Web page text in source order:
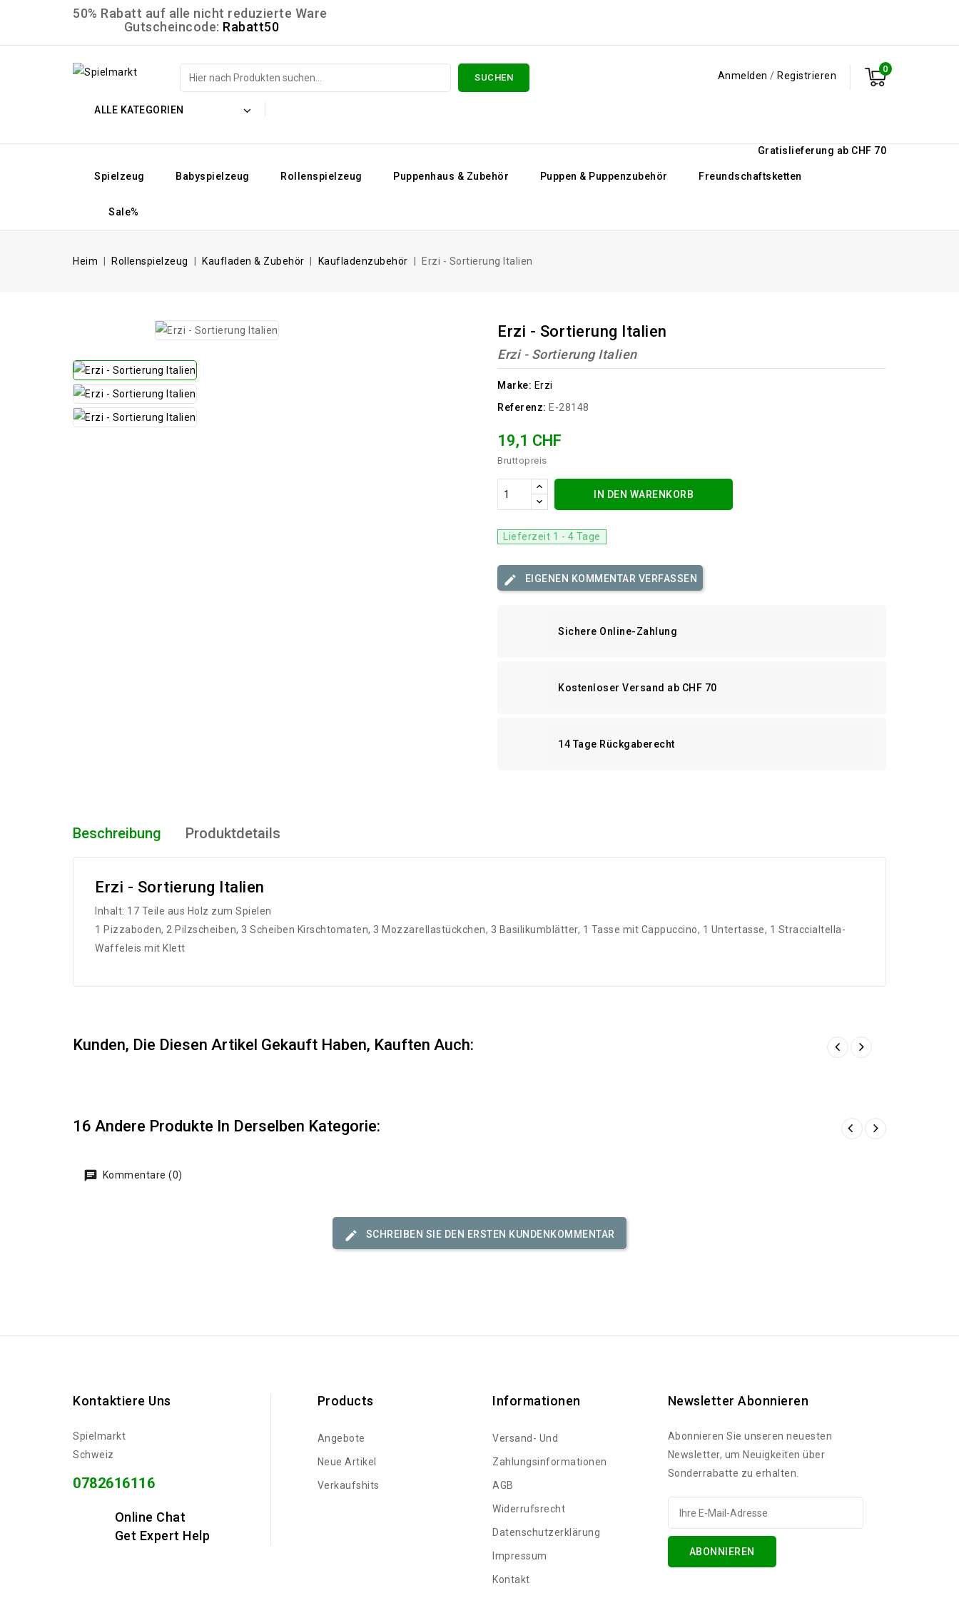
50% Rabatt auf alle nicht reduzierte Ware
Gutscheincode: Rabatt50
0
Anmelden / Registrieren
SUCHEN
ALLE KATEGORIEN
Gratislieferung ab CHF 70
Spielzeug Babyspielzeug Rollenspielzeug Puppenhaus & Zubehör Puppen & Puppenzubehör Freundschaftsketten
Sale%
Heim Rollenspielzeug Kaufladen & Zubehör Kaufladenzubehör Erzi - Sortierung Italien
Erzi - Sortierung Italien
Erzi - Sortierung Italien
Marke: Erzi
Referenz: E-28148
19,1 CHF
Bruttopreis
IN DEN WARENKORB
Lieferzeit 1 - 4 Tage
EIGENEN KOMMENTAR VERFASSEN
Sichere Online-Zahlung
Kostenloser Versand ab CHF 70
14 Tage Rückgaberecht
Beschreibung Produktdetails
Erzi - Sortierung Italien
Inhalt: 17 Teile aus Holz zum Spielen
1 Pizzaboden, 2 Pilzscheiben, 3 Scheiben Kirschtomaten, 3 Mozzarellastückchen, 3 Basilikumblätter, 1 Tasse mit Cappuccino, 1 Untertasse, 1 Straccialtella-
Waffeleis mit Klett
Kunden, Die Diesen Artikel Gekauft Haben, Kauften Auch:
16 Andere Produkte In Derselben Kategorie:
Kommentare (0)
SCHREIBEN SIE DEN ERSTEN KUNDENKOMMENTAR
Kontaktiere Uns
Spielmarkt
Schweiz
0782616116
Online Chat
Get Expert Help
Products
Angebote
Neue Artikel
Verkaufshits
Informationen
Versand- Und
Zahlungsinformationen
AGB
Widerrufsrecht
Datenschutzerklärung
Impressum
Kontakt
Newsletter Abonnieren
Abonnieren Sie unseren neuesten
Newsletter, um Neuigkeiten über
Sonderrabatte zu erhalten.